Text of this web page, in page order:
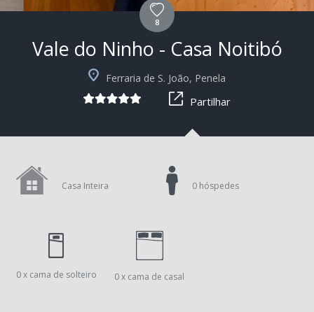
8
Vale do Ninho - Casa Noitibó
Ferraria de S. João, Penela
Partilhar
Casa Inteira
0 x cama de solteiro 0 x cama de casal
0 hóspedes